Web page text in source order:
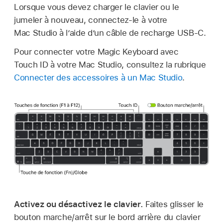
Lorsque vous devez charger le clavier ou le
jumeler à nouveau, connectez-le à votre
Mac Studio à l’aide d’un câble de recharge USB-C.
Pour connecter votre Magic Keyboard avec
Touch ID à votre Mac Studio, consultez la rubrique
Connecter des accessoires à un Mac Studio.
Activez ou désactivez le clavier. Faites glisser le
bouton marche/arrêt sur le bord arrière du clavier